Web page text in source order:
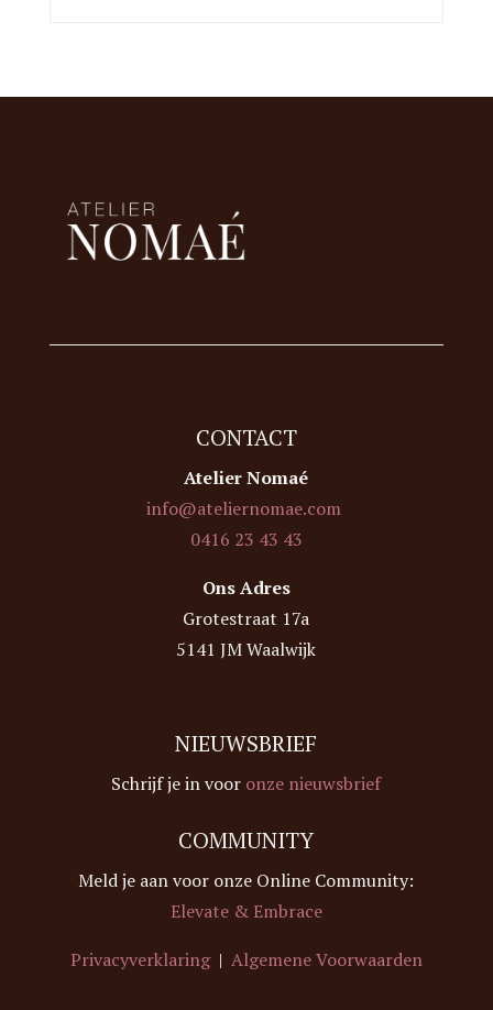
CONTACT
Atelier Nomaé
info@ateliernomae.com
0416 23 43 43
Ons Adres
Grotestraat 17a
5141 JM Waalwijk
NIEUWSBRIEF
Schrijf je in voor onze nieuwsbrief
COMMUNITY
Meld je aan voor onze Online Community:
Elevate & Embrace
Privacyverklaring| Algemene Voorwaarden